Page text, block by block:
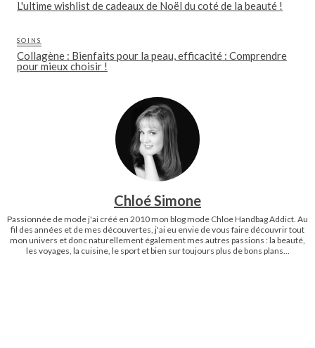
L'ultime wishlist de cadeaux de Noël du coté de la beauté !
SOINS
Collagène : Bienfaits pour la peau, efficacité : Comprendre
pour mieux choisir !
Chloé Simone
Passionnée de mode j'ai créé en 2010 mon blog mode Chloe Handbag Addict. Au
fil des années et de mes découvertes, j'ai eu envie de vous faire découvrir tout
mon univers et donc naturellement également mes autres passions : la beauté,
les voyages, la cuisine, le sport et bien sur toujours plus de bons plans...